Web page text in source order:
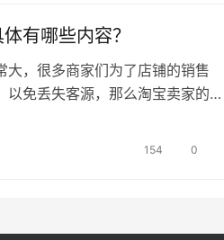
有哪些内容？
，很多商家们为了店铺的销售
免丢失客源，那么淘宝卖家的有
!因为您是店铺的尊贵会员，所以
有空吗?有几个回访小问题想要问
154 0